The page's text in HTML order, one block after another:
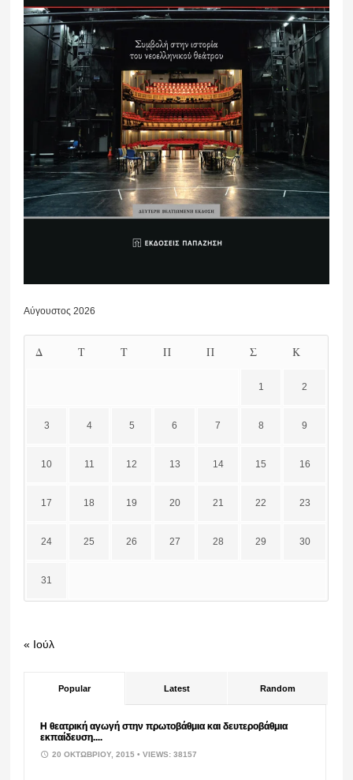
Αύγουστος 2026
Δ Τ Τ Π Π Σ Κ
1 2
3 4 5 6 7 8 9
10 11 12 13 14 15 16
17 18 19 20 21 22 23
24 25 26 27 28 29 30
31
« Ιούλ
Popular Latest Random
Η θεατρική αγωγή στην πρωτοβάθμια και δευτεροβάθμια
εκπαίδευση....
20 ΟΚΤΩΒΡΊΟΥ, 2015• VIEWS: 38157